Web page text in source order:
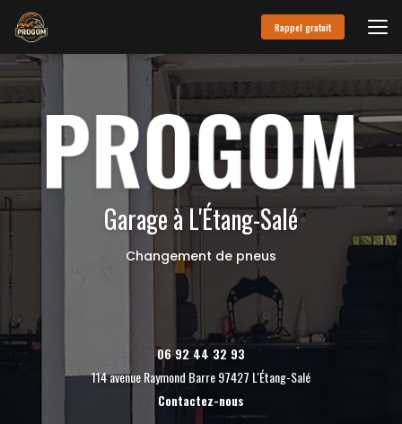
au
contenu
principal
Rappel gratuit
Garage à L'Étang-Salé
Changement de pneus
06 92 44 32 93
114 avenue Raymond Barre 97427 L'Étang-Salé
Contactez-nous